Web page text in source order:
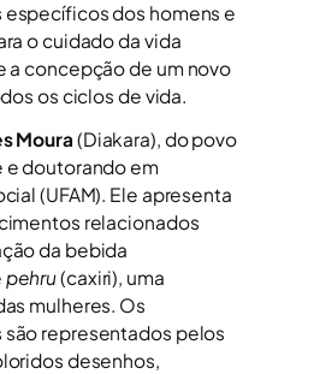
dos homens e
o cuidado da vida
a concepção de um novo
os ciclos de vida.
Moura (Diakara), do povo
e doutorando em
(UFAM). Ele apresenta
relacionados
da bebida
pehru(caxiri), uma
mulheres. Os
representados pelos
desenhos,